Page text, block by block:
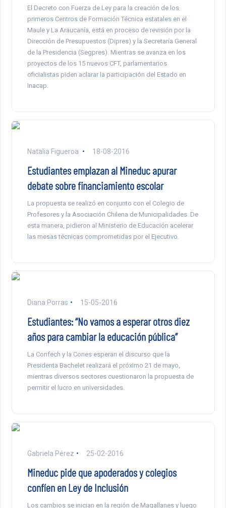
El Decreto con Fuerza de Ley para la creación de los
primeros Centros de Formación Técnica estatales en el
Maule y La Araucanía, está en proceso de revisión por la
Dirección de Presupuestos (Dipres) y la Secretaría General
de la Presidencia (Segpres). Mientras se avanza en los
proyectos de los 15 nuevos CFT, parlamentarios
oficialistas piden aclarar la participación del Estado en
Inacap.
Natalia Figueroa 18-08-2016
Estudiantes emplazan al Mineduc apurar
debate sobre financiamiento escolar
La propuesta se realizó en conjunto con el Colegio de
Profesores y la Asociación Chilena de Municipalidades. De
esta manera, pidieron al Ministerio de Educación acelerar
las mesas técnicas comprometidas por el Ejecutivo.
Diana Porras 15-05-2016
Estudiantes: “No vamos a esperar otros diez
años para cambiar la educación pública”
La Confech y la Cones esperan el discurso que la
Presidenta Bachelet realizará el próximo 21 de mayo,
mientras diversos sectores cuestionaron la propuesta de
permitir el lucro en universidades.
Gabriela Pérez 25-02-2016
Mineduc pide que apoderados y colegios
confíen en Ley de Inclusión
Los cambios se inician en la región de Magallanes y luego